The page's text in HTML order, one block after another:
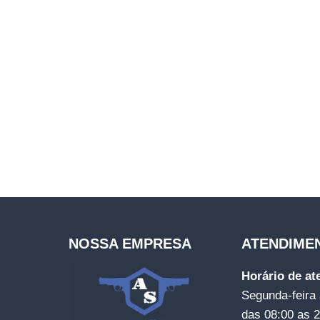
NOSSA EMPRESA
Horário de
Segunda-
das 08:00 as